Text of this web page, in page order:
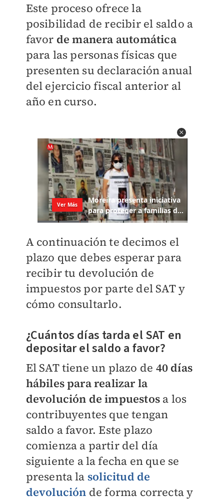
Este proceso ofrece la
posibilidad de recibir el saldo a
favor de manera automática
para las personas físicas que
presenten su declaración anual
del ejercicio fiscal anterior al
año en curso.
A continuación te decimos el
plazo que debes esperar para
recibir tu devolución de
impuestos por parte del SAT y
cómo consultarlo.
¿Cuántos días tarda el SAT en
depositar el saldo a favor?
El SAT tiene un plazo de 40 días
hábiles para realizar la
devolución de impuestos a los
contribuyentes que tengan
saldo a favor. Este plazo
comienza a partir del día
siguiente a la fecha en que se
presenta la solicitud de
devolución de forma correcta y